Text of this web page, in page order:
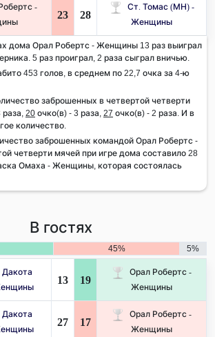
-
23 28
Ст. Томас (МН) -
Женщины
дома Орал Робертс - Женщины 13 раз выиграл
5 раз проиграл, 2 раза сыграл вничью.
453 голов, в среднем по 22,7 очка за 4-ю
заброшенных в четвертой четверти
раза, 20 очко(в) - 3 раза, 27 очко(в) - 2 раза. И в
количество.
заброшенных командой Орал Робертс -
четверти мячей при игре дома составило 28
Омаха - Женщины, которая состоялась
В гостях
45% 5%
13 19
Орал Робертс -
Женщины
27 17
Орал Робертс -
Женщины